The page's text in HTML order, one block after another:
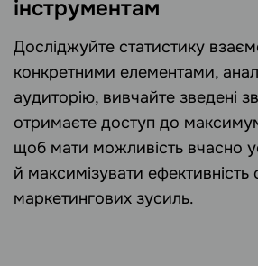
інструментам
Досліджуйте статистику
конкретними елементами,
аудиторію, вивчайте зведені
отримаєте доступ до
щоб мати можливість вчасно
й максимізувати ефективність
маркетингових зусиль.